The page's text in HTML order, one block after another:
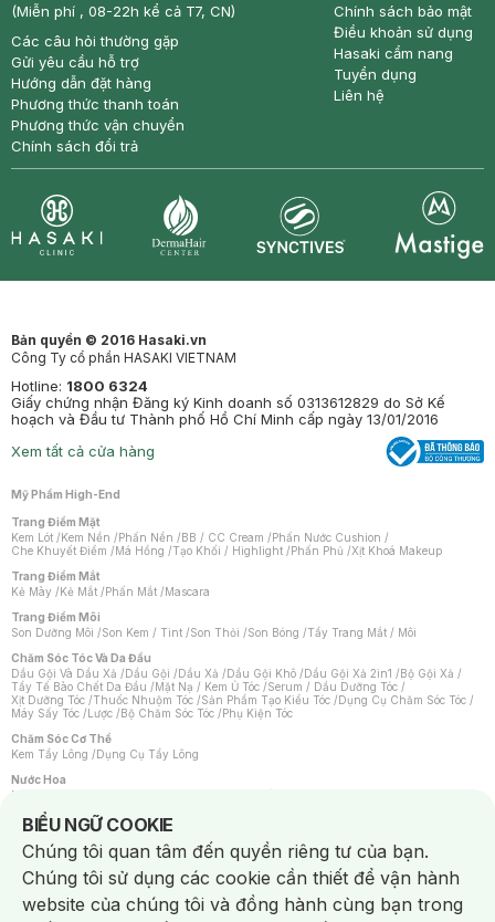
(Miễn phí , 08-22h kể cả T7, CN)
Các câu hỏi thường gặp
Gửi yêu cầu hỗ trợ
Hướng dẫn đặt hàng
Phương thức thanh toán
Phương thức vận chuyển
Chính sách đổi trả
Chính sách bảo mật
Điều khoản sử dụng
Hasaki cẩm nang
Tuyển dụng
Liên hệ
Bản quyền © 2016 Hasaki.vn
Công Ty cổ phần HASAKI VIETNAM
Hotline: 1800 6324
Giấy chứng nhận Đăng ký Kinh doanh số 0313612829 do Sở Kế
hoạch và Đầu tư Thành phố Hồ Chí Minh cấp ngày 13/01/2016
Xem tất cả cửa hàng
Mỹ Phẩm High-End
Trang Điểm Mặt
Kem Lót /Kem Nền /Phấn Nền /BB / CC Cream /Phấn Nước Cushion /
Che Khuyết Điểm /Má Hồng /Tạo Khối / Highlight /Phấn Phủ /Xịt Khoá Makeup
Trang Điểm Mắt
Kẻ Mày /Kẻ Mắt /Phấn Mắt /Mascara
Trang Điểm Môi
Son Dưỡng Môi /Son Kem / Tint /Son Thỏi /Son Bóng /Tẩy Trang Mắt / Môi
Chăm Sóc Tóc Và Da Đầu
Dầu Gội Và Dầu Xả /Dầu Gội /Dầu Xả /Dầu Gội Khô /Dầu Gội Xả 2in1 /Bộ Gội Xả /
Tẩy Tế Bào Chết Da Đầu /Mặt Nạ / Kem Ủ Tóc /Serum / Dầu Dưỡng Tóc /
Xịt Dưỡng Tóc /Thuốc Nhuộm Tóc /Sản Phẩm Tạo Kiểu Tóc /Dụng Cụ Chăm Sóc Tóc /
Máy Sấy Tóc /Lược /Bộ Chăm Sóc Tóc /Phụ Kiện Tóc
Chăm Sóc Cơ Thể
Kem Tẩy Lông /Dụng Cụ Tẩy Lông
Nước Hoa
Nước Hoa Nữ
Chăm Sóc Cá Nhân
Chống Muỗi /Khẩu Trang /Máy Massage/Mặt Nạ Xông Hơi /Nước Rửa Tay/
Sản Phẩm Chăm Sóc Khác /Bàn Chải Đánh Răng /Bàn Chải Điện/
Hỗ Trợ Trắng Răng/Kem Đánh Răng /Máy Tăm Nước/ Nước Súc Miệng/
Tăm / Chỉ Nha Khoa/ Xịt Thơm Miệng / Dung Dịch Vệ Sinh/Dưỡng Vùng Kín/
Khăn Ướt Vệ Sinh Vùng Kín/Băng Vệ Sinh/Tampon/Bọt Cạo Râu /Dao Cạo Râu/
Máy Cạo Râu
BIỂU NGỮ COOKIE
Notice about cookies usage
Chúng tôi quan tâm đến quyền riêng tư của bạn.
Chúng tôi sử dụng các cookie cần thiết để vận hành
website của chúng tôi và đồng hành cùng bạn trong